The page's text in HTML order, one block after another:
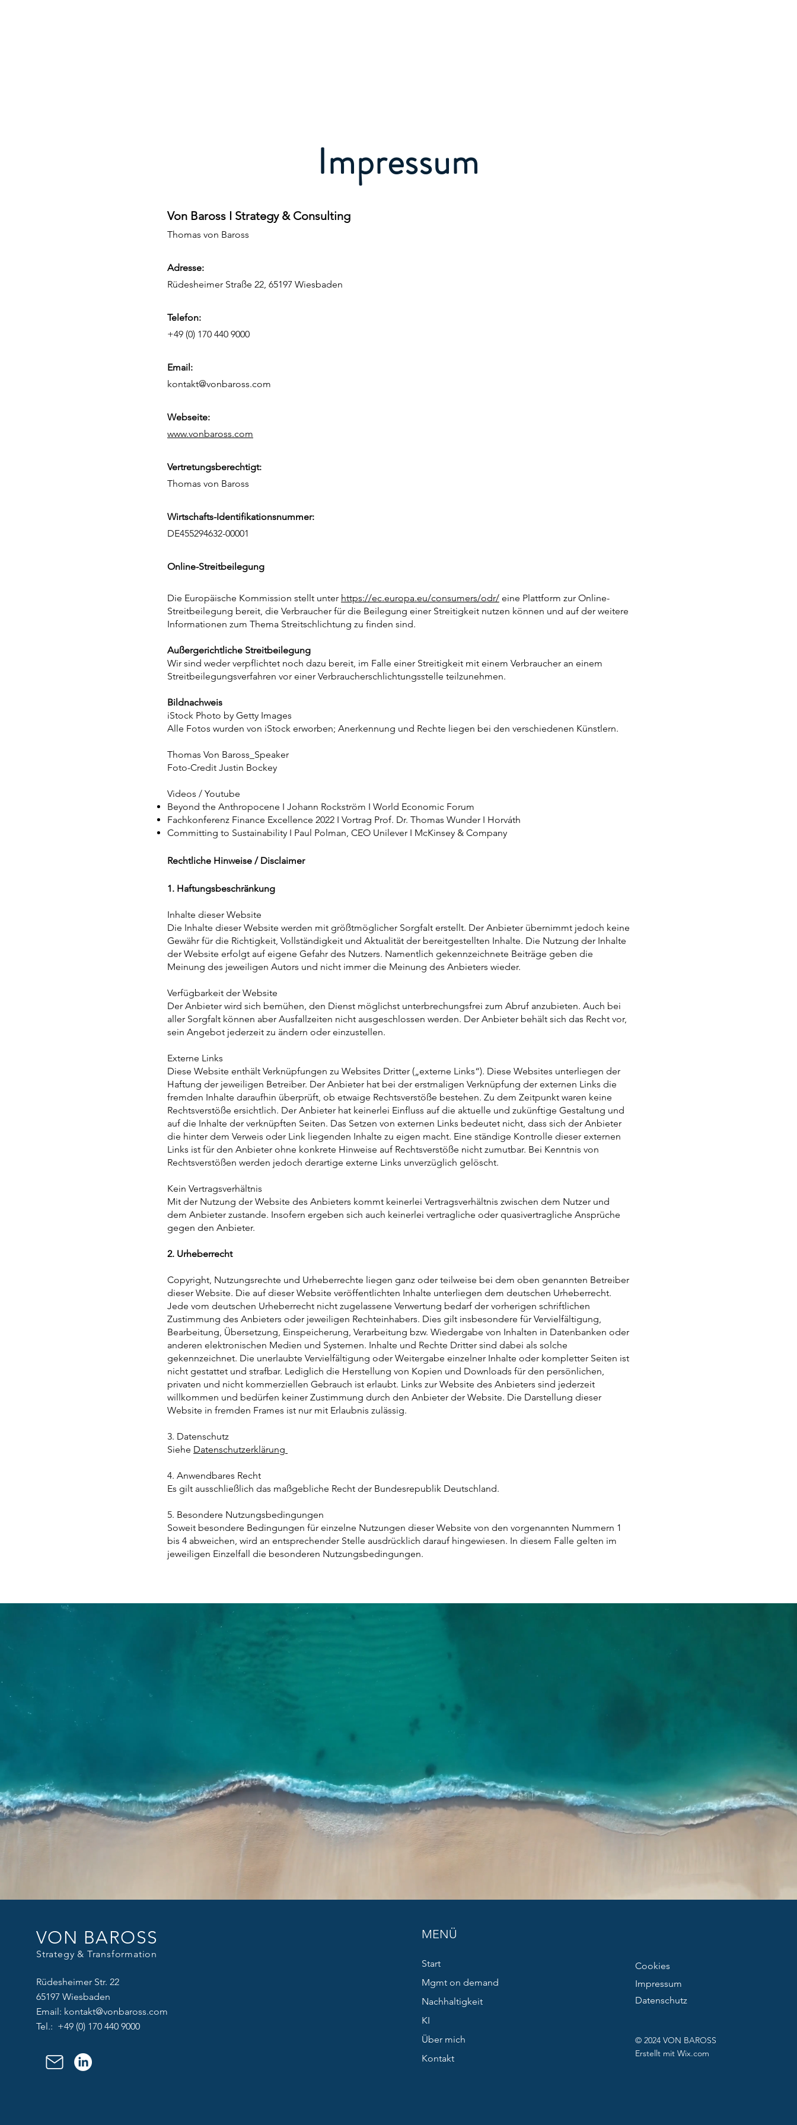
Impressum
Von Baross I Strategy & Consulting
Thomas von Baross
Adresse:
Rüdesheimer Straße 22, 65197 Wiesbaden
Telefon:
+49 (0) 170 440 9000
Email:
kontakt@vonbaross.com
Webseite:
www.vonbaross.com
Vertretungsberechtigt:
Thomas von Baross
Wirtschafts-Identifikationsnummer:
DE455294632-00001
Online-Streitbeilegung
Die Europäische Kommission stellt unter https://ec.europa.eu/consumers/odr/ eine Plattform zur Online-
Streitbeilegung bereit, die Verbraucher für die Beilegung einer Streitigkeit nutzen können und auf der weitere
Informationen zum Thema Streitschlichtung zu finden sind.
Außergerichtliche Streitbeilegung
Wir sind weder verpflichtet noch dazu bereit, im Falle einer Streitigkeit mit einem Verbraucher an einem
Streitbeilegungsverfahren vor einer Verbraucherschlichtungsstelle teilzunehmen.
Bildnachweis
iStock Photo by Getty Images
Alle Fotos wurden von iStock erworben; Anerkennung und Rechte liegen bei den verschiedenen Künstlern.
Thomas Von Baross_Speaker
Foto-Credit Justin Bockey
Videos​ / Youtube
Beyond the Anthropocene I Johann Rockström I World Economic Forum
Fachkonferenz Finance Excellence 2022 I Vortrag Prof. Dr. Thomas Wunder I Horváth
Committing to Sustainability I Paul Polman, CEO Unilever I McKinsey & Company
Rechtliche Hinweise / Disclaimer
1. Haftungsbeschränkung
Inhalte dieser Website
Die Inhalte dieser Website werden mit größtmöglicher Sorgfalt erstellt. Der Anbieter übernimmt jedoch keine
Gewähr für die Richtigkeit, Vollständigkeit und Aktualität der bereitgestellten Inhalte. Die Nutzung der Inhalte
der Website erfolgt auf eigene Gefahr des Nutzers. Namentlich gekennzeichnete Beiträge geben die
Meinung des jeweiligen Autors und nicht immer die Meinung des Anbieters wieder.
Verfügbarkeit der Website
Der Anbieter wird sich bemühen, den Dienst möglichst unterbrechungsfrei zum Abruf anzubieten. Auch bei
aller Sorgfalt können aber Ausfallzeiten nicht ausgeschlossen werden. Der Anbieter behält sich das Recht vor,
sein Angebot jederzeit zu ändern oder einzustellen.
Externe Links
Diese Website enthält Verknüpfungen zu Websites Dritter („externe Links“). Diese Websites unterliegen der
Haftung der jeweiligen Betreiber. Der Anbieter hat bei der erstmaligen Verknüpfung der externen Links die
fremden Inhalte daraufhin überprüft, ob etwaige Rechtsverstöße bestehen. Zu dem Zeitpunkt waren keine
Rechtsverstöße ersichtlich. Der Anbieter hat keinerlei Einfluss auf die aktuelle und zukünftige Gestaltung und
auf die Inhalte der verknüpften Seiten. Das Setzen von externen Links bedeutet nicht, dass sich der Anbieter
die hinter dem Verweis oder Link liegenden Inhalte zu eigen macht. Eine ständige Kontrolle dieser externen
Links ist für den Anbieter ohne konkrete Hinweise auf Rechtsverstöße nicht zumutbar. Bei Kenntnis von
Rechtsverstößen werden jedoch derartige externe Links unverzüglich gelöscht.
Kein Vertragsverhältnis
Mit der Nutzung der Website des Anbieters kommt keinerlei Vertragsverhältnis zwischen dem Nutzer und
dem Anbieter zustande. Insofern ergeben sich auch keinerlei vertragliche oder quasivertragliche Ansprüche
gegen den Anbieter.
2. Urheberrecht
Copyright, Nutzungsrechte und Urheberrechte liegen ganz oder teilweise bei dem oben genannten Betreiber
dieser Website. Die auf dieser Website veröffentlichten Inhalte unterliegen dem deutschen Urheberrecht.
Jede vom deutschen Urheberrecht nicht zugelassene Verwertung bedarf der vorherigen schriftlichen
Zustimmung des Anbieters oder jeweiligen Rechteinhabers. Dies gilt insbesondere für Vervielfältigung,
Bearbeitung, Übersetzung, Einspeicherung, Verarbeitung bzw. Wiedergabe von Inhalten in Datenbanken oder
anderen elektronischen Medien und Systemen. Inhalte und Rechte Dritter sind dabei als solche
gekennzeichnet. Die unerlaubte Vervielfältigung oder Weitergabe einzelner Inhalte oder kompletter Seiten ist
nicht gestattet und strafbar. Lediglich die Herstellung von Kopien und Downloads für den persönlichen,
privaten und nicht kommerziellen Gebrauch ist erlaubt. Links zur Website des Anbieters sind jederzeit
willkommen und bedürfen keiner Zustimmung durch den Anbieter der Website. Die Darstellung dieser
Website in fremden Frames ist nur mit Erlaubnis zulässig.
3. Datenschutz
Siehe Datenschutzerklärung
4. Anwendbares Recht
Es gilt ausschließlich das maßgebliche Recht der Bundesrepublik Deutschland.
5. Besondere Nutzungsbedingungen
Soweit besondere Bedingungen für einzelne Nutzungen dieser Website von den vorgenannten Nummern 1
bis 4 abweichen, wird an entsprechender Stelle ausdrücklich darauf hingewiesen. In diesem Falle gelten im
jeweiligen Einzelfall die besonderen Nutzungsbedingungen.
VON BAROSS
Strategy & Transformation
Rüdesheimer Str. 22
65197 Wiesbaden
Email: kontakt@vonbaross.com
Tel.: +49 (0) 170 440 9000
MENÜ
Start
Mgmt on demand
Nachhaltigkeit
KI
Über mich
Kontakt
Cookies
Impressum
Datenschutz
© 2024 VON BAROSS
Erstellt mitWix.com